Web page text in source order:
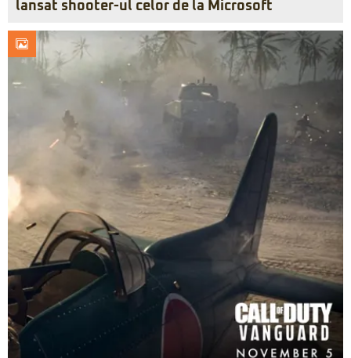
lansat shooter-ul celor de la Microsoft